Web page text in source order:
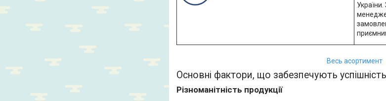
Весь асортимент
Основні фактори, що забезпечують
Різноманітність продукції